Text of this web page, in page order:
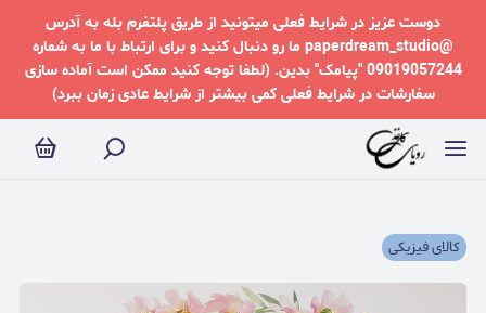
دوست عزیز در شرایط فعلی میتونید از طریق پلتفرم بله به آدرس
@paperdream_studio ما رو دنبال کنید و برای ارتباط با ما به شماره
09019057244 "پیامک" بدین. (لطفا توجه کنید ممکن است آماده سازی
سفارشات در شرایط فعلی کمی بیشتر از شرایط عادی زمان ببرد)
کالای فیزیکی